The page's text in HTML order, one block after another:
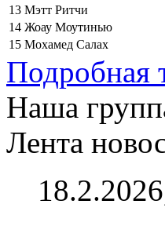
13 Мэтт Ритчи
14 Жоау Моутинью
15 Мохамед Салах
Подробная
Наша
Лента